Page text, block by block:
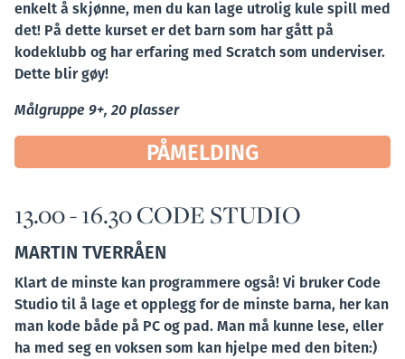
enkelt å skjønne, men du kan lage utrolig kule spill med
det! På dette kurset er det barn som har gått på
kodeklubb og har erfaring med Scratch som underviser.
Dette blir gøy!
Målgruppe 9+, 20 plasser
PÅMELDING
13.00 - 16.30 CODE STUDIO
MARTIN TVERRÅEN
Klart de minste kan programmere også! Vi bruker Code
Studio til å lage et opplegg for de minste barna, her kan
man kode både på PC og pad. Man må kunne lese, eller
ha med seg en voksen som kan hjelpe med den biten:)